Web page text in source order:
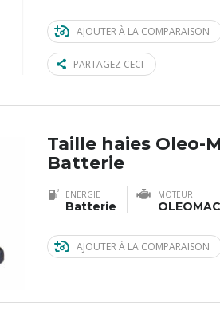
AJOUTER À LA COMPARAISON
PARTAGEZ CECI
Taille haies Oleo-
Batterie
ENERGIE
Batterie
MOTEUR
AJOUTER À LA COMPARAISON